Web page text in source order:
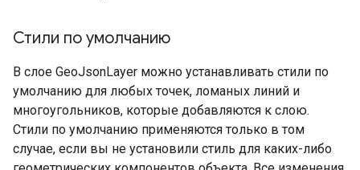
Стили по умолчанию
В слое GeoJsonLayer можно устанавливать стили по
умолчанию для любых точек, ломаных линий и
многоугольников, которые добавляются к слою.
Стили по умолчанию применяются только в том
случае, если вы не установили стиль для каких-либо